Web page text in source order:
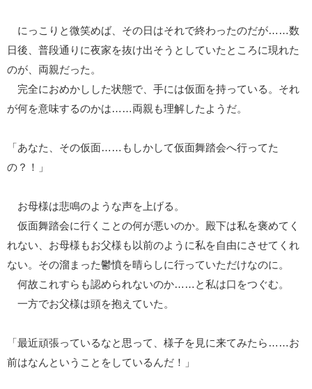
にっこりと微笑めば、その日はそれで終わったのだが……数
日後、普段通りに夜家を抜け出そうとしていたところに現れた
のが、両親だった。
完全におめかしした状態で、手には仮面を持っている。それ
が何を意味するのかは……両親も理解したようだ。
「あなた、その仮面……もしかして仮面舞踏会へ行ってた
の？！」
お母様は悲鳴のような声を上げる。
仮面舞踏会に行くことの何が悪いのか。殿下は私を褒めてく
れない、お母様もお父様も以前のように私を自由にさせてくれ
ない。その溜まった鬱憤を晴らしに行っていただけなのに。
何故これすらも認められないのか……と私は口をつぐむ。
一方でお父様は頭を抱えていた。
「最近頑張っているなと思って、様子を見に来てみたら……お
前はなんということをしているんだ！」